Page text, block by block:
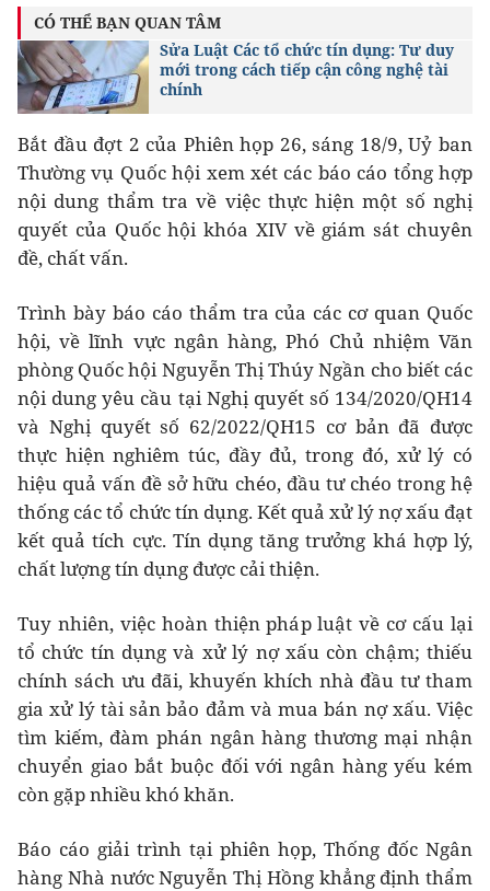
CÓ THỂ BẠN QUAN TÂM
Sửa Luật Các tổ chức tín dụng: Tư duy
mới trong cách tiếp cận công nghệ tài
chính
Bắt đầu đợt 2 của Phiên họp 26, sáng 18/9, Uỷ ban
Thường vụ Quốc hội xem xét các báo cáo tổng hợp
nội dung thẩm tra về việc thực hiện một số nghị
quyết của Quốc hội khóa XIV về giám sát chuyên
đề, chất vấn.
Trình bày báo cáo thẩm tra của các cơ quan Quốc
hội, về lĩnh vực ngân hàng, Phó Chủ nhiệm Văn
phòng Quốc hội Nguyễn Thị Thúy Ngần cho biết các
nội dung yêu cầu tại Nghị quyết số 134/2020/QH14
và Nghị quyết số 62/2022/QH15 cơ bản đã được
thực hiện nghiêm túc, đầy đủ, trong đó, xử lý có
hiệu quả vấn đề sở hữu chéo, đầu tư chéo trong hệ
thống các tổ chức tín dụng. Kết quả xử lý nợ xấu đạt
kết quả tích cực. Tín dụng tăng trưởng khá hợp lý,
chất lượng tín dụng được cải thiện.
Tuy nhiên, việc hoàn thiện pháp luật về cơ cấu lại
tổ chức tín dụng và xử lý nợ xấu còn chậm; thiếu
chính sách ưu đãi, khuyến khích nhà đầu tư tham
gia xử lý tài sản bảo đảm và mua bán nợ xấu. Việc
tìm kiếm, đàm phán ngân hàng thương mại nhận
chuyển giao bắt buộc đối với ngân hàng yếu kém
còn gặp nhiều khó khăn.
Báo cáo giải trình tại phiên họp, Thống đốc Ngân
hàng Nhà nước Nguyễn Thị Hồng khẳng định thẩm